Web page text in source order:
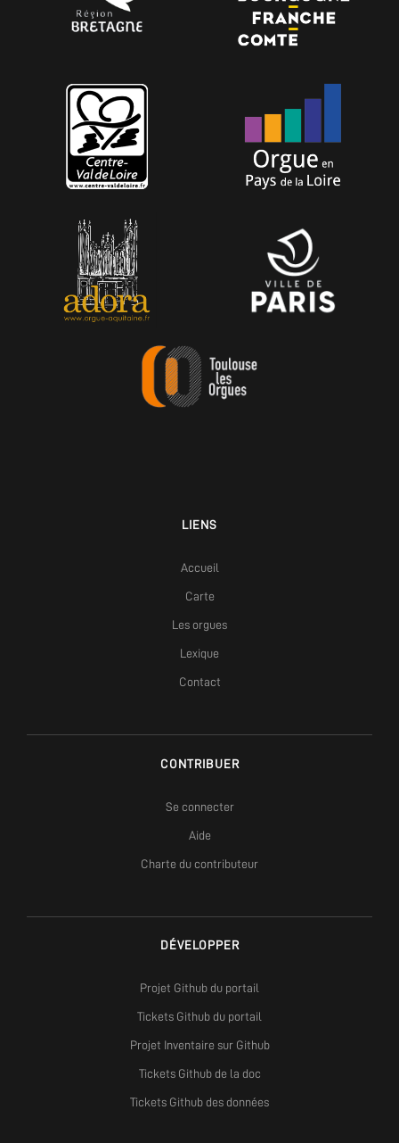
LIENS
Accueil
Carte
Les orgues
Lexique
Contact
CONTRIBUER
Se connecter
Aide
Charte du contributeur
DÉVELOPPER
Projet Github du portail
Tickets Github du portail
Projet Inventaire sur Github
Tickets Github de la doc
Tickets Github des données